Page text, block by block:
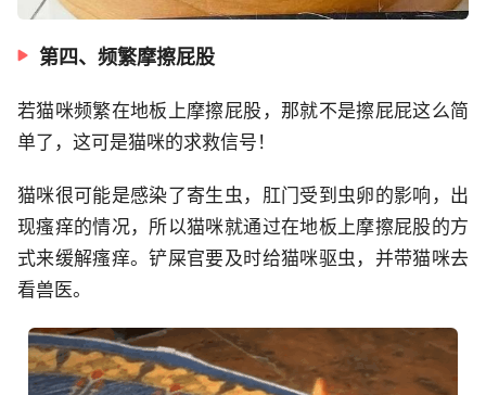
第四、频繁摩擦屁股
若猫咪频繁在地板上摩擦屁股，那就不是擦屁屁这么简
单了，这可是猫咪的求救信号！
猫咪很可能是感染了寄生虫，肛门受到虫卵的影响，出
现瘙痒的情况，所以猫咪就通过在地板上摩擦屁股的方
式来缓解瘙痒。铲屎官要及时给猫咪驱虫，并带猫咪去
看兽医。